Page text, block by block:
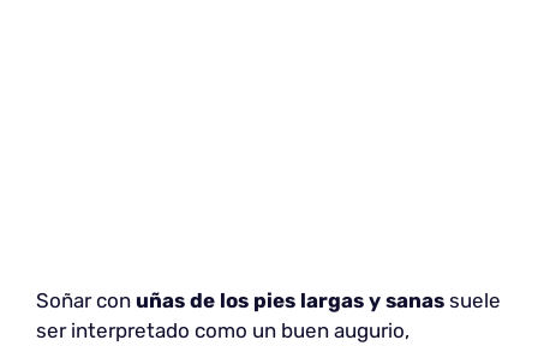
Soñar con uñas de los pies largas y sanas suele
ser interpretado como un buen augurio,